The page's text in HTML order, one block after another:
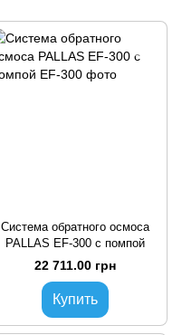
Система обратного осмоса
PALLAS EF-300 с помпой
22 711.00 грн
Купить